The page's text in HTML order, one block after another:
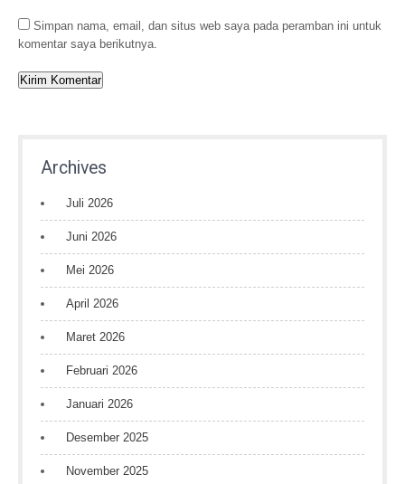
Simpan nama, email, dan situs web saya pada peramban ini untuk
komentar saya berikutnya.
Archives
Juli 2026
Juni 2026
Mei 2026
April 2026
Maret 2026
Februari 2026
Januari 2026
Desember 2025
November 2025